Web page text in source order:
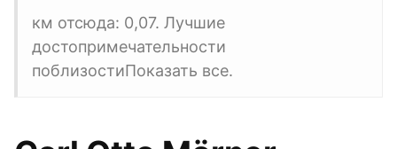
км отсюда: 0,07. Лучшие
достопримечательности
поблизостиПоказать все.